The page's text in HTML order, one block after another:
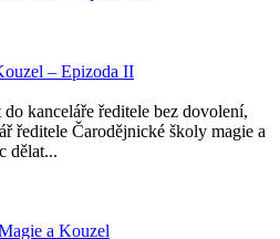
– Epizoda II
kanceláře ředitele bez dovolení,
ředitele Čarodějnické školy magie a
dělat...